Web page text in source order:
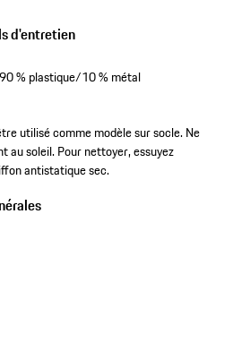
d'entretien
% plastique/10 % métal
utilisé comme modèle sur socle. Ne
au soleil. Pour nettoyer, essuyez
antistatique sec.